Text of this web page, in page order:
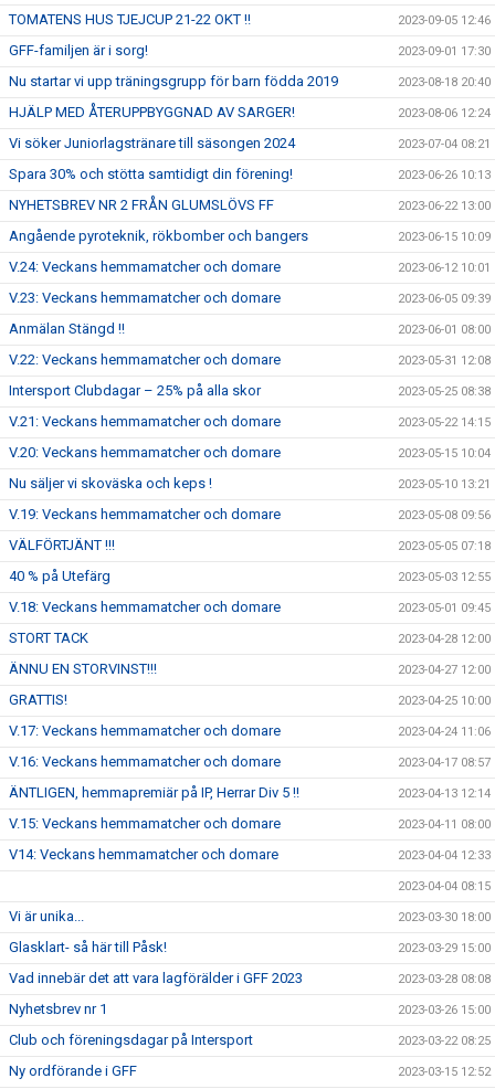
TOMATENS HUS TJEJCUP 21-22 OKT !! 2023-09-05 12:46
GFF-familjen är i sorg! 2023-09-01 17:30
Nu startar vi upp träningsgrupp för barn födda 2019 2023-08-18 20:40
HJÄLP MED ÅTERUPPBYGGNAD AV SARGER! 2023-08-06 12:24
Vi söker Juniorlagstränare till säsongen 2024 2023-07-04 08:21
Spara 30% och stötta samtidigt din förening! 2023-06-26 10:13
NYHETSBREV NR 2 FRÅN GLUMSLÖVS FF 2023-06-22 13:00
Angående pyroteknik, rökbomber och bangers 2023-06-15 10:09
V.24: Veckans hemmamatcher och domare 2023-06-12 10:01
V.23: Veckans hemmamatcher och domare 2023-06-05 09:39
Anmälan Stängd !! 2023-06-01 08:00
V.22: Veckans hemmamatcher och domare 2023-05-31 12:08
Intersport Clubdagar – 25% på alla skor 2023-05-25 08:38
V.21: Veckans hemmamatcher och domare 2023-05-22 14:15
V.20: Veckans hemmamatcher och domare 2023-05-15 10:04
Nu säljer vi skoväska och keps ! 2023-05-10 13:21
V.19: Veckans hemmamatcher och domare 2023-05-08 09:56
VÄLFÖRTJÄNT !!! 2023-05-05 07:18
40 % på Utefärg 2023-05-03 12:55
V.18: Veckans hemmamatcher och domare 2023-05-01 09:45
STORT TACK 2023-04-28 12:00
ÄNNU EN STORVINST!!! 2023-04-27 12:00
GRATTIS! 2023-04-25 10:00
V.17: Veckans hemmamatcher och domare 2023-04-24 11:06
V.16: Veckans hemmamatcher och domare 2023-04-17 08:57
ÄNTLIGEN, hemmapremiär på IP, Herrar Div 5 !! 2023-04-13 12:14
V.15: Veckans hemmamatcher och domare 2023-04-11 08:00
V14: Veckans hemmamatcher och domare 2023-04-04 12:33
2023-04-04 08:15
Vi är unika... 2023-03-30 18:00
Glasklart- så här till Påsk! 2023-03-29 15:00
Vad innebär det att vara lagförälder i GFF 2023 2023-03-28 08:08
Nyhetsbrev nr 1 2023-03-26 15:00
Club och föreningsdagar på Intersport 2023-03-22 08:25
Ny ordförande i GFF 2023-03-15 12:52